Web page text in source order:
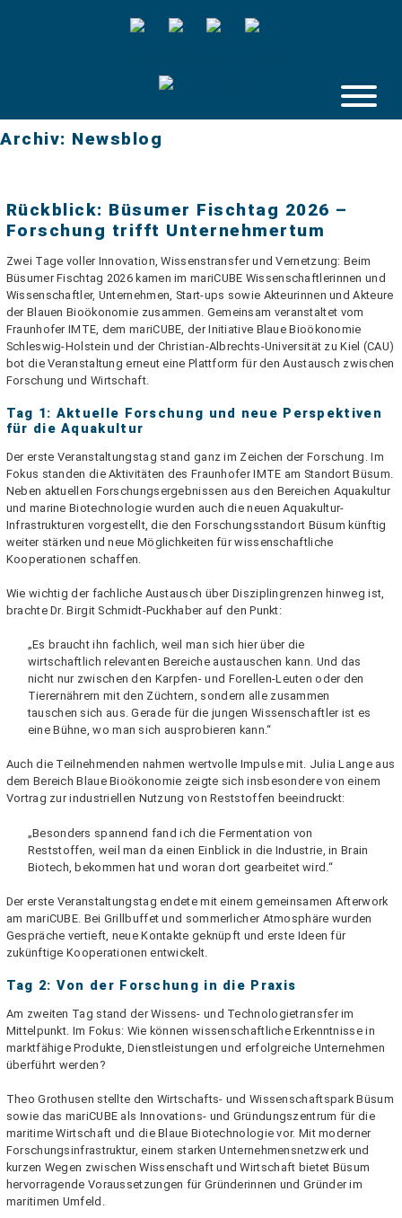
Archiv: Newsblog
Rückblick: Büsumer Fischtag 2026 –
Forschung trifft Unternehmertum
Zwei Tage voller Innovation, Wissenstransfer und Vernetzung: Beim
Büsumer Fischtag 2026 kamen im mariCUBE Wissenschaftlerinnen und
Wissenschaftler, Unternehmen, Start-ups sowie Akteurinnen und Akteure
der Blauen Bioökonomie zusammen. Gemeinsam veranstaltet vom
Fraunhofer IMTE, dem mariCUBE, der Initiative Blaue Bioökonomie
Schleswig-Holstein und der Christian-Albrechts-Universität zu Kiel (CAU)
bot die Veranstaltung erneut eine Plattform für den Austausch zwischen
Forschung und Wirtschaft.
Tag 1: Aktuelle Forschung und neue Perspektiven
für die Aquakultur
Der erste Veranstaltungstag stand ganz im Zeichen der Forschung. Im
Fokus standen die Aktivitäten des Fraunhofer IMTE am Standort Büsum.
Neben aktuellen Forschungsergebnissen aus den Bereichen Aquakultur
und marine Biotechnologie wurden auch die neuen Aquakultur-
Infrastrukturen vorgestellt, die den Forschungsstandort Büsum künftig
weiter stärken und neue Möglichkeiten für wissenschaftliche
Kooperationen schaffen.
Wie wichtig der fachliche Austausch über Disziplingrenzen hinweg ist,
brachte Dr. Birgit Schmidt-Puckhaber auf den Punkt:
„Es braucht ihn fachlich, weil man sich hier über die
wirtschaftlich relevanten Bereiche austauschen kann. Und das
nicht nur zwischen den Karpfen- und Forellen-Leuten oder den
Tierernährern mit den Züchtern, sondern alle zusammen
tauschen sich aus. Gerade für die jungen Wissenschaftler ist es
eine Bühne, wo man sich ausprobieren kann.“
Auch die Teilnehmenden nahmen wertvolle Impulse mit. Julia Lange aus
dem Bereich Blaue Bioökonomie zeigte sich insbesondere von einem
Vortrag zur industriellen Nutzung von Reststoffen beeindruckt:
„Besonders spannend fand ich die Fermentation von
Reststoffen, weil man da einen Einblick in die Industrie, in Brain
Biotech, bekommen hat und woran dort gearbeitet wird.“
Der erste Veranstaltungstag endete mit einem gemeinsamen Afterwork
am mariCUBE. Bei Grillbuffet und sommerlicher Atmosphäre wurden
Gespräche vertieft, neue Kontakte geknüpft und erste Ideen für
zukünftige Kooperationen entwickelt.
Tag 2: Von der Forschung in die Praxis
Am zweiten Tag stand der Wissens- und Technologietransfer im
Mittelpunkt. Im Fokus: Wie können wissenschaftliche Erkenntnisse in
marktfähige Produkte, Dienstleistungen und erfolgreiche Unternehmen
überführt werden?
Theo Grothusen stellte den Wirtschafts- und Wissenschaftspark Büsum
sowie das mariCUBE als Innovations- und Gründungszentrum für die
maritime Wirtschaft und die Blaue Biotechnologie vor. Mit moderner
Forschungsinfrastruktur, einem starken Unternehmensnetzwerk und
kurzen Wegen zwischen Wissenschaft und Wirtschaft bietet Büsum
hervorragende Voraussetzungen für Gründerinnen und Gründer im
maritimen Umfeld.